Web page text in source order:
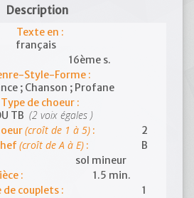
Description
Texte en :
français
16ème s.
Style-Forme :
; Chanson ; Profane
Type de choeur :
TB (2 voix égales )
(croît de 1 à 5):
2
(croît de A à E) :
B
sol mineur
:
1.5 min.
de couplets :
1